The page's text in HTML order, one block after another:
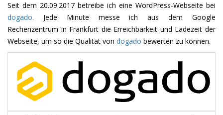
Seit dem 20.09.2017 betreibe ich eine WordPress-Webseite bei
dogado. Jede Minute messe ich aus dem Google
Rechenzentrum in Frankfurt die Erreichbarkeit und Ladezeit der
Webseite, um so die Qualität von dogado bewerten zu können.